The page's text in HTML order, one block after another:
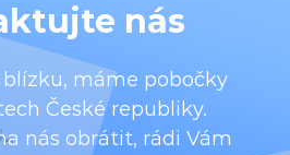
nás
máme pobočky
České republiky.
nás obrátit, rádi Vám